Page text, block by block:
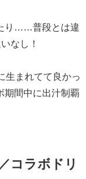
り……普段とは違
なし！
生まれてて良かっ
期間中に出汁制覇
コラボドリ